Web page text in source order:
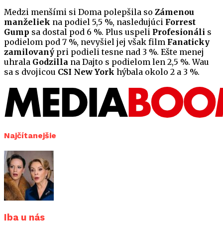
Medzi menšími si Doma polepšila so Zámenou
manželiek na podiel 5,5 %, nasledujúci Forrest
Gump sa dostal pod 6 %. Plus uspeli Profesionáli s
podielom pod 7 %, nevyšiel jej však film Fanaticky
zamilovaný pri podieli tesne nad 3 %. Ešte menej
uhrala Godzilla na Dajto s podielom len 2,5 %. Wau
sa s dvojicou CSI New York hýbala okolo 2 a 3 %.
Najčítanejšie
Iba u nás